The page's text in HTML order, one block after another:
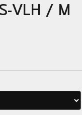
VLH / M